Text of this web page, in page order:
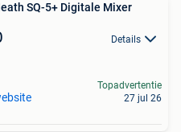
SQ-5+ Digitale Mixer
Details
Topadvertentie
27 jul 26